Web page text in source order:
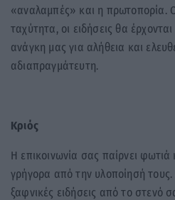
«αναλαμπές» και η πρωτοπορία.
ταχύτητα, οι ειδήσεις θα
ανάγκη μας για αλήθεια και
αδιαπραγμάτευτη.
Κριός
Η επικοινωνία σας παίρνει φωτιά
γρήγορα από την υλοποίησή
ξαφνικές ειδήσεις από το στενό